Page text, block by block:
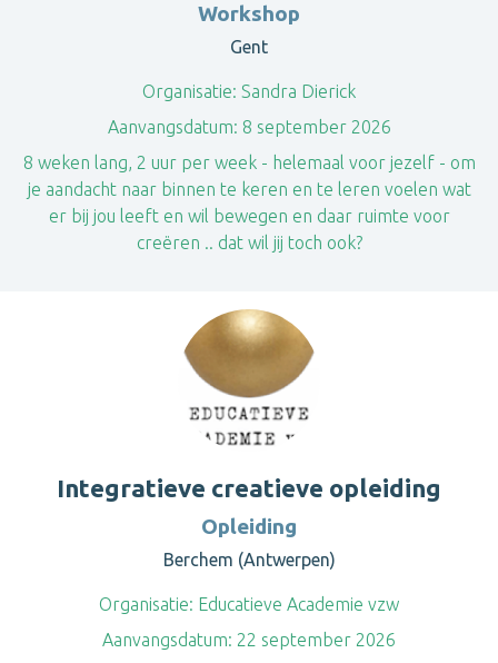
Workshop
Gent
Organisatie: Sandra Dierick
Aanvangsdatum: 8 september 2026
8 weken lang, 2 uur per week - helemaal voor jezelf - om
je aandacht naar binnen te keren en te leren voelen wat
er bij jou leeft en wil bewegen en daar ruimte voor
creëren .. dat wil jij toch ook?
Integratieve creatieve opleiding
Opleiding
Berchem (Antwerpen)
Organisatie: Educatieve Academie vzw
Aanvangsdatum: 22 september 2026